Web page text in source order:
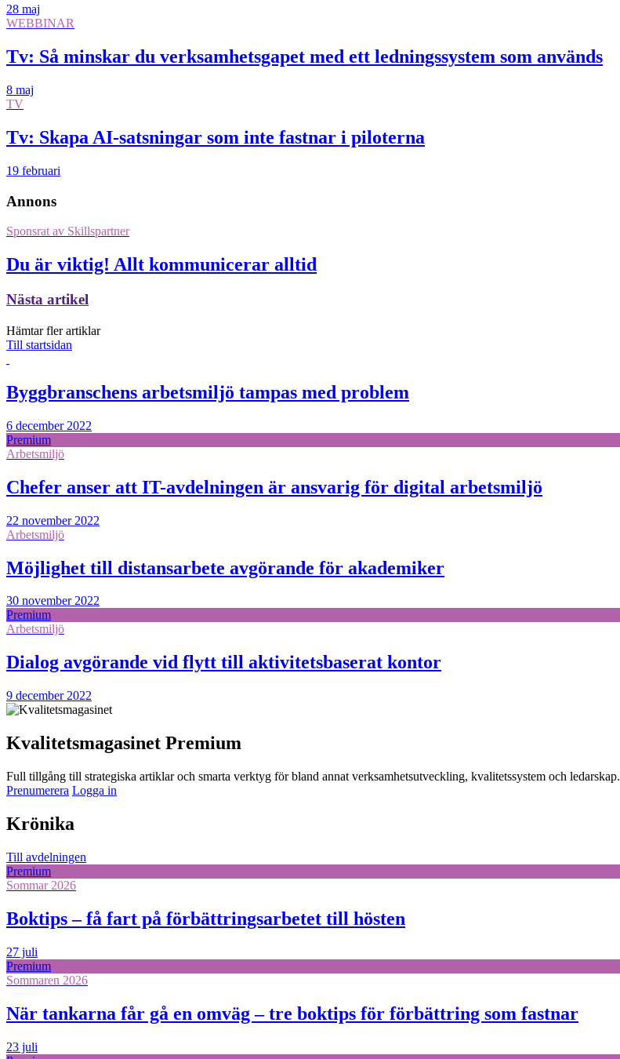
28 maj
WEBBINAR
Tv: Så minskar du verksamhetsgapet med ett ledningssystem som används
8 maj
TV
Tv: Skapa AI-satsningar som inte fastnar i piloterna
19 februari
Annons
Sponsrat av Skillspartner
Du är viktig! Allt kommunicerar alltid
Nästa artikel
Hämtar fler artiklar
Till startsidan
Byggbranschens arbetsmiljö tampas med problem
6 december 2022
Premium
Arbetsmiljö
Chefer anser att IT-avdelningen är ansvarig för digital arbetsmiljö
22 november 2022
Arbetsmiljö
Möjlighet till distansarbete avgörande för akademiker
30 november 2022
Premium
Arbetsmiljö
Dialog avgörande vid flytt till aktivitetsbaserat kontor
9 december 2022
Kvalitetsmagasinet Premium
Full tillgång till strategiska artiklar och smarta verktyg för bland annat verksamhetsutveckling, kvalitetssystem och ledarskap.
Prenumerera Logga in
Krönika
Till avdelningen
Premium
Sommar 2026
Boktips – få fart på förbättringsarbetet till hösten
27 juli
Premium
Sommaren 2026
När tankarna får gå en omväg – tre boktips för förbättring som fastnar
23 juli